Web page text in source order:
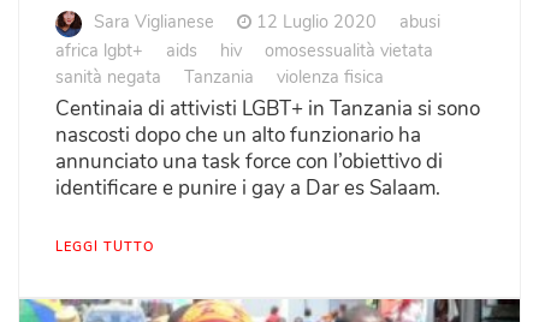
Sara Viglianese 12 Luglio 2020
abusi
africa lgbt+
aids hiv
omosessualità vietata
sanità negata
Tanzania violenza fisica
Centinaia di attivisti LGBT+ in Tanzania si sono
nascosti dopo che un alto funzionario ha
annunciato una task force con l’obiettivo di
identificare e punire i gay a Dar es Salaam.
LEGGI TUTTO